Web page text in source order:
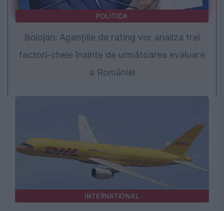
POLITICA
Bolojan: Agențiile de rating vor analiza trei
factori-cheie înainte de următoarea evaluare
a României
INTERNATIONAL